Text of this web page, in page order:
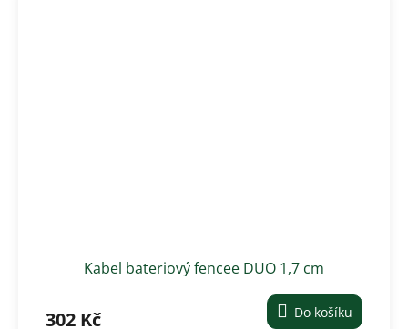
Kabel bateriový fencee DUO 1,7 cm
302 Kč Do košíku